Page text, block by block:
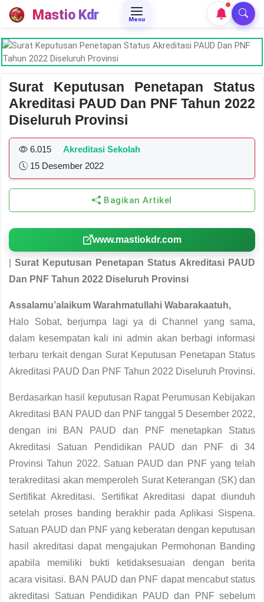
Mastio Kdr Menu
Surat Keputusan Penetapan Status
Akreditasi PAUD Dan PNF Tahun 2022
Diseluruh Provinsi
6.015
Akreditasi Sekolah
15 Desember 2022
Bagikan Artikel
www.mastiokdr.com
Surat Keputusan Penetapan Status Akreditasi PAUD
Dan PNF Tahun 2022 Diseluruh Provinsi
Assalamu’alaikum Warahmatullahi Wabarakaatuh,
Halo Sobat, berjumpa lagi ya di Channel yang sama,
dalam kesempatan kali ini admin akan berbagi informasi
terbaru terkait dengan Surat Keputusan Penetapan Status
Akreditasi PAUD Dan PNF Tahun 2022 Diseluruh Provinsi.
Berdasarkan hasil keputusan Rapat Perumusan Kebijakan
Akreditasi BAN PAUD dan PNF tanggal 5 Desember 2022,
dengan ini BAN PAUD dan PNF menetapkan Status
Akreditasi Satuan Pendidikan PAUD dan PNF di 34
Provinsi Tahun 2022. Satuan PAUD dan PNF yang telah
terakreditasi akan memperoleh Surat Keterangan (SK) dan
Sertifikat Akreditasi. Sertifikat Akreditasi dapat diunduh
setelah proses banding berakhir pada Aplikasi Sispena.
Satuan PAUD dan PNF yang keberatan dengan keputusan
hasil akreditasi dapat mengajukan Permohonan Banding
apabila memiliki bukti ketidaksesuaian dengan berita
acara visitasi. BAN PAUD dan PNF dapat mencabut status
akreditasi Satuan Pendidikan PAUD dan PNF sebelum